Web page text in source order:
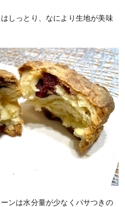
しっとり、なにより生地が美味
ンは水分量が少なくパサつきの